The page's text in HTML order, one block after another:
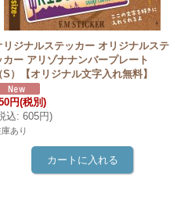
リジナルステッカー オリジナルステ
カー アリゾナナンバープレート
S）【オリジナル文字入れ無料】
円(税別)
込: 605円)
あり